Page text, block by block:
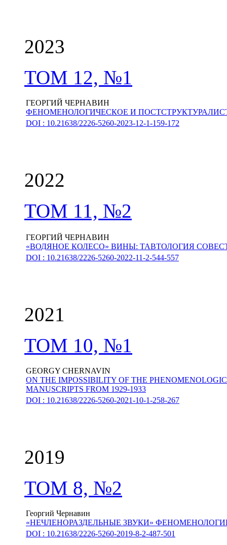
2023
ТОМ 12, №1
ГЕОРГИЙ ЧЕРНАВИН
ФЕНОМЕНОЛОГИЧЕСКОЕ И
DOI : 10.21638/2226-5260-2023-12-1-159-172
2022
ТОМ 11, №2
ГЕОРГИЙ ЧЕРНАВИН
«ВОДЯНОЕ КОЛЕСО» ВИНЫ: ТАВТОЛОГИЯ
DOI : 10.21638/2226-5260-2022-11-2-544-557
2021
ТОМ 10, №1
GEORGY CHERNAVIN
ON THE IMPOSSIBILITY OF THE
MANUSCRIPTS FROM 1929-1933
DOI : 10.21638/2226-5260-2021-10-1-258-267
2019
ТОМ 8, №2
Георгий Чернавин
«НЕЧЛЕНОРАЗДЕЛЬНЫЕ ЗВУКИ»
DOI : 10.21638/2226-5260-2019-8-2-487-501